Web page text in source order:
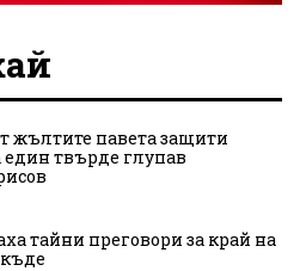
жълтите павета защити
твърде глупав
тайни преговори за край на